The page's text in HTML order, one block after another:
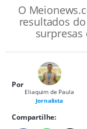
O
resultados
Por
Eliaquim de Paula
Jornalista
Compartilhe: